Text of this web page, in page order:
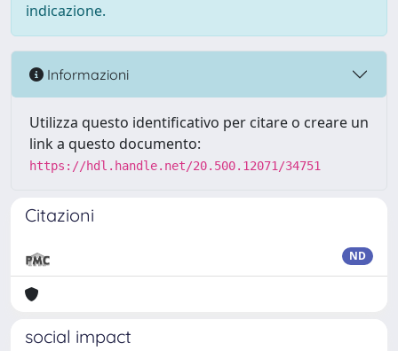
indicazione.
Informazioni
Utilizza questo identificativo per citare o creare un
link a questo documento:
https://hdl.handle.net/20.500.12071/34751
Citazioni
ND
social impact